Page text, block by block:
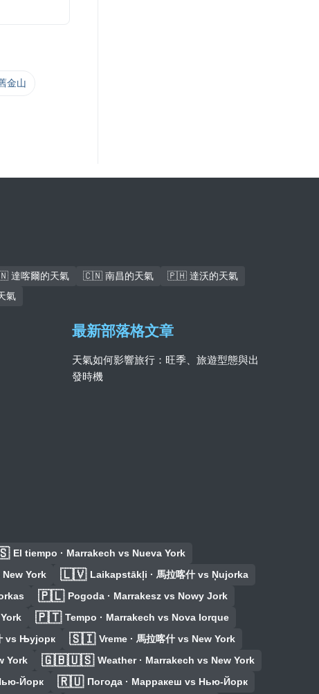
金山
達喀爾的天氣 🇨🇳 南昌的天氣
🇵🇭 達沃的天氣
氣
最新部落格文章
天氣如何影響旅行：旺季、旅遊型態與出
發時機
El tiempo · Marrakech vs Nueva York
New York 🇱🇻 Laikapstākļi · 馬拉喀什 vs Ņujorka
🇵🇱 Pogoda · Marrakesz vs Nowy Jork
🇵🇹 Tempo · Marrakech vs Nova Iorque
vs Њујорк 🇸🇮 Vreme · 馬拉喀什 vs New York
York 🇬🇧🇺🇸 Weather · Marrakech vs New York
Йорк 🇷🇺 Погода · Марракеш vs Нью-Йорк